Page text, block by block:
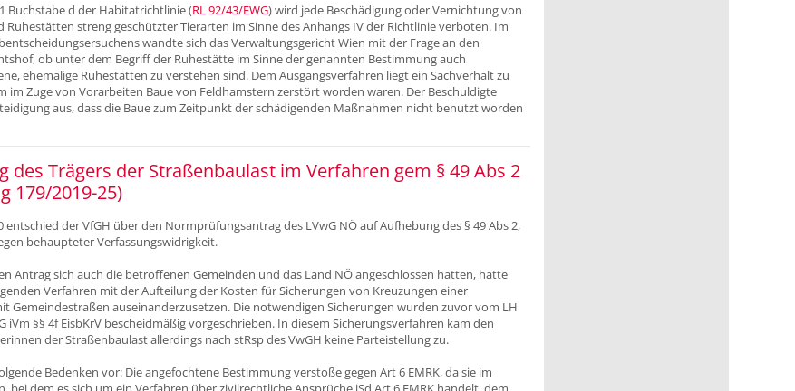
Buchstabe d der Habitatrichtlinie (RL 92/43/EWG) wird jede Beschädigung oder Vernichtung von
Ruhestätten streng geschützter Tierarten im Sinne des Anhangs IV der Richtlinie verboten. Im
wandte sich das Verwaltungsgericht Wien mit der Frage an den
ob unter dem Begriff der Ruhestätte im Sinne der genannten Bestimmung auch
ehemalige Ruhestätten zu verstehen sind. Dem Ausgangsverfahren liegt ein Sachverhalt zu
im Zuge von Vorarbeiten Baue von Feldhamstern zerstört worden waren. Der Beschuldigte
aus, dass die Baue zum Zeitpunkt der schädigenden Maßnahmen nicht benutzt worden
des Trägers der Straßenbaulast im Verfahren gem § 49 Abs 2
179/2019-25)
entschied der VfGH über den Normprüfungsantrag des LVwG NÖ auf Aufhebung des § 49 Abs 2,
behaupteter Verfassungswidrigkeit.
Antrag sich auch die betroffenen Gemeinden und das Land NÖ angeschlossen hatten, hatte
Verfahren mit der Aufteilung der Kosten für Sicherungen von Kreuzungen einer
Gemeindestraßen auseinanderzusetzen. Die notwendigen Sicherungen wurden zuvor vom LH
iVm §§ 4f EisbKrV bescheidmäßig vorgeschrieben. In diesem Sicherungsverfahren kam den
der Straßenbaulast allerdings nach stRsp des VwGH keine Parteistellung zu.
Bedenken vor: Die angefochtene Bestimmung verstoße gegen Art 6 EMRK, da sie im